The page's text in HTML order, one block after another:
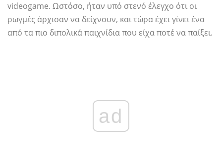
videogame. Ωστόσο, ήταν υπό στενό έλεγχο ότι οι
ρωγμές άρχισαν να δείχνουν, και τώρα έχει γίνει ένα
από τα πιο διπολικά παιχνίδια που είχα ποτέ να παίξει.
ad